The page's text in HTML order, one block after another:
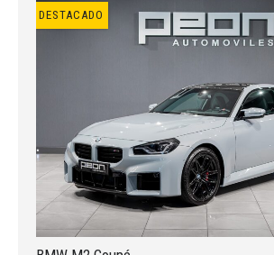
Iniciar sesión
DESTACADO